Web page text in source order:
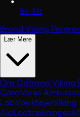
Se Alt
Brand Viking
Lær Mere
Om OsBrand Viking
CardVores
LabVærktøjerViking
AidLodtrækninger